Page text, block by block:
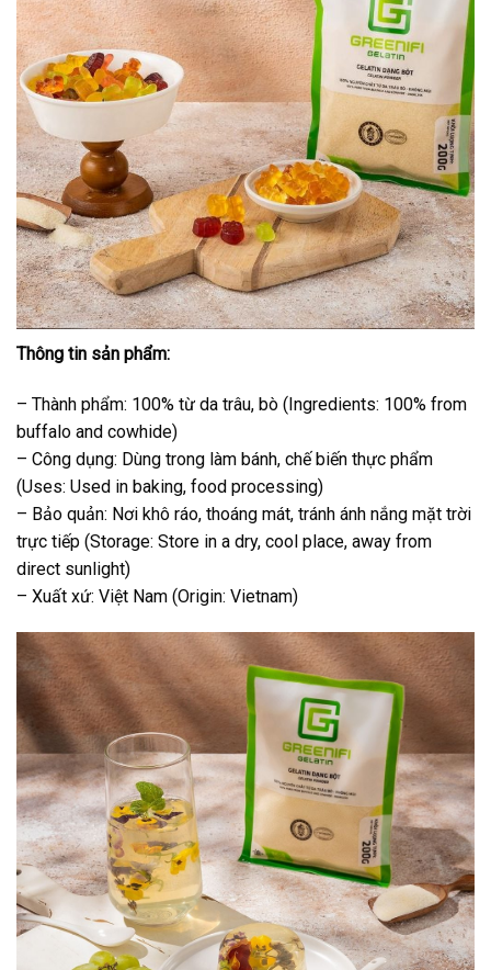
Thông tin sản phẩm:
– Thành phẩm: 100% từ da trâu, bò (Ingredients: 100% from
buffalo and cowhide)
– Công dụng: Dùng trong làm bánh, chế biến thực phẩm
(Uses: Used in baking, food processing)
– Bảo quản: Nơi khô ráo, thoáng mát, tránh ánh nắng mặt trời
trực tiếp (Storage: Store in a dry, cool place, away from
direct sunlight)
– Xuất xứ: Việt Nam (Origin: Vietnam)